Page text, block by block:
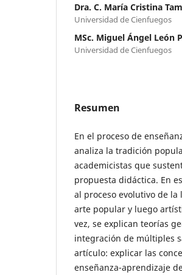
Dra. C. María Cristina
Universidad de Cienfuegos
MSc. Miguel Ángel León
Universidad de Cienfuegos
Resumen
En el proceso de
analiza la tradición
academicistas que
propuesta didáctica. En
al proceso evolutivo de
arte popular y luego
vez, se explican teorías
integración de múltiples
artículo: explicar las
enseñanza-aprendizaje